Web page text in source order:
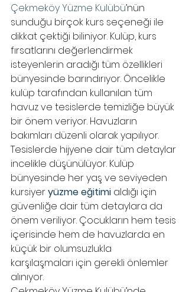
Çekmeköy Yüzme Kulübü’nün
sunduğu birçok kurs seçeneği ile
dikkat çektiği biliniyor. Kulüp, kurs
fırsatlarını değerlendirmek
isteyenlerin aradığı tüm özellikleri
bünyesinde barındırıyor. Öncelikle
kulüp tarafından kullanılan tüm
havuz ve tesislerde temizliğe büyük
bir önem veriyor. Havuzların
bakımları düzenli olarak yapılıyor.
Tesislerde hijyene dair tüm detaylar
incelikle düşünülüyor. Kulüp
bünyesinde her yaş ve seviyeden
kursiyer yüzme eğitimi aldığı için
güvenliğe dair tüm detaylara da
önem veriliyor. Çocukların hem tesis
içerisinde hem de havuzlarda en
küçük bir olumsuzlukla
karşılaşmaları için gerekli önlemler
alınıyor.